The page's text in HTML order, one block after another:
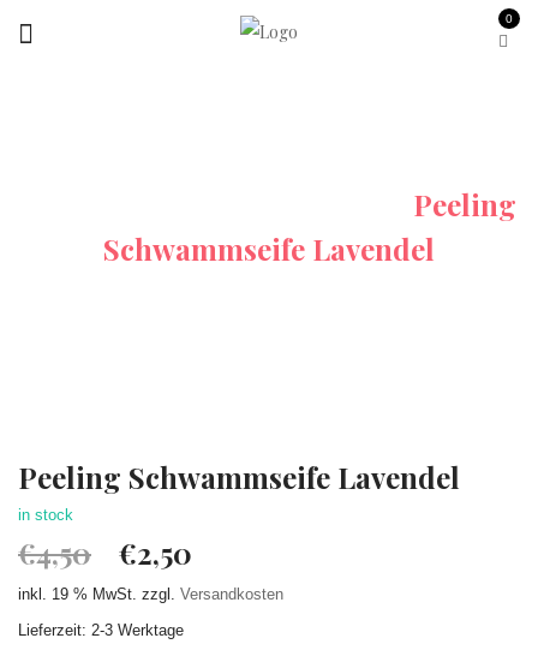
0
Peeling
Schwammseife Lavendel
Peeling Schwammseife Lavendel
in stock
€4,50 €2,50
inkl. 19 % MwSt. zzgl. Versandkosten
Lieferzeit: 2-3 Werktage